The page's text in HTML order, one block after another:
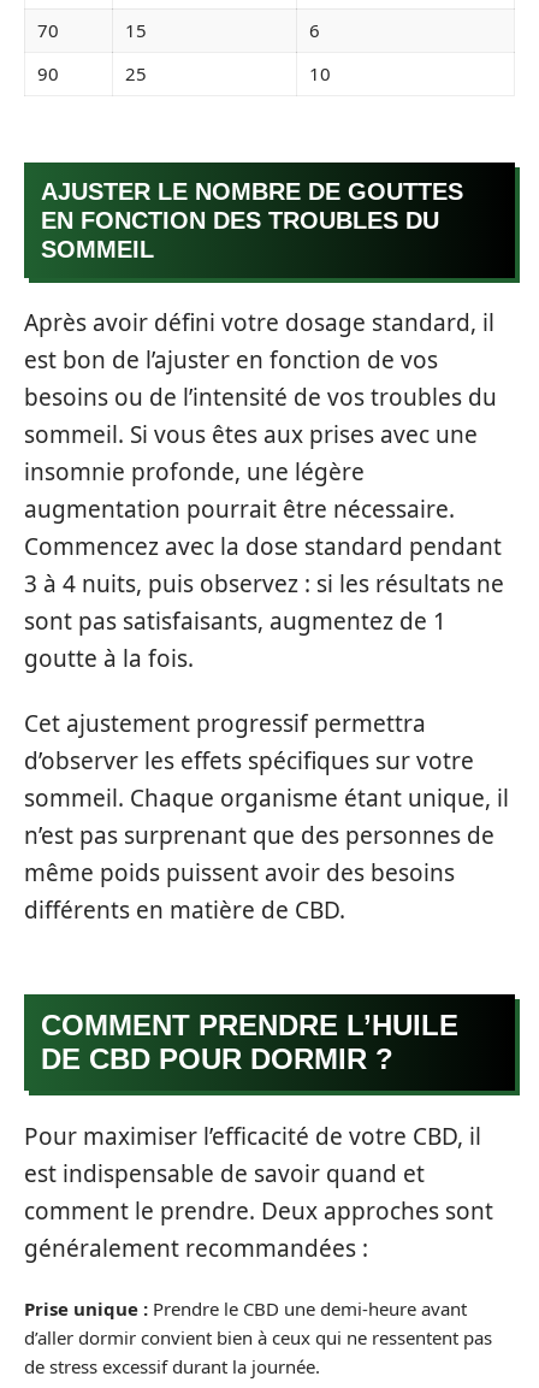
70
15
6
90
25 10
AJUSTER LE NOMBRE DE GOUTTES
EN FONCTION DES TROUBLES DU
SOMMEIL
Après avoir défini votre dosage standard, il
est bon de l’ajuster en fonction de vos
besoins ou de l’intensité de vos troubles du
sommeil. Si vous êtes aux prises avec une
insomnie profonde, une légère
augmentation pourrait être nécessaire.
Commencez avec la dose standard pendant
3 à 4 nuits, puis observez : si les résultats ne
sont pas satisfaisants, augmentez de 1
goutte à la fois.
Cet ajustement progressif permettra
d’observer les effets spécifiques sur votre
sommeil. Chaque organisme étant unique, il
n’est pas surprenant que des personnes de
même poids puissent avoir des besoins
différents en matière de CBD.
COMMENT PRENDRE L’HUILE
DE CBD POUR DORMIR ?
Pour maximiser l’efficacité de votre CBD, il
est indispensable de savoir quand et
comment le prendre. Deux approches sont
généralement recommandées :
Prise unique : Prendre le CBD une demi-heure avant
d’aller dormir convient bien à ceux qui ne ressentent pas
de stress excessif durant la journée.